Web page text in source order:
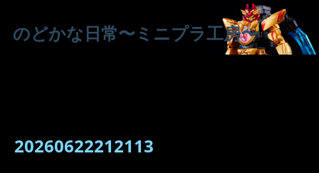
のどかな日常〜ミニプラ工房〜
20260622212113